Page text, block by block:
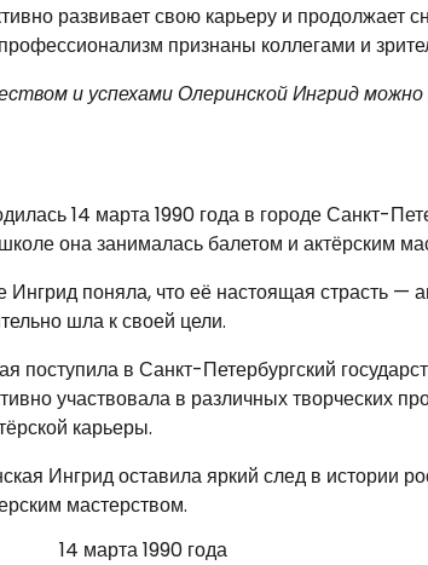
развивает свою карьеру и продолжает
признаны коллегами и
и успехами Олеринской Ингрид
14 марта 1990 года в городе Санкт-
она занималась балетом и актёрским
поняла, что её настоящая страсть —
шла к своей цели.
поступила в Санкт-Петербургский
участвовала в различных творческих
карьеры.
Ингрид оставила яркий след в истории
мастерством.
14 марта 1990 года